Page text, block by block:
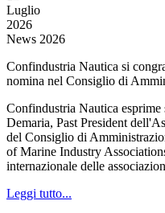
Luglio
2026
News 2026
Confindustria Nautica si
nomina nel Consiglio di
Confindustria Nautica
Demaria, Past President
del Consiglio di
of Marine Industry
internazionale delle
Leggi tutto...